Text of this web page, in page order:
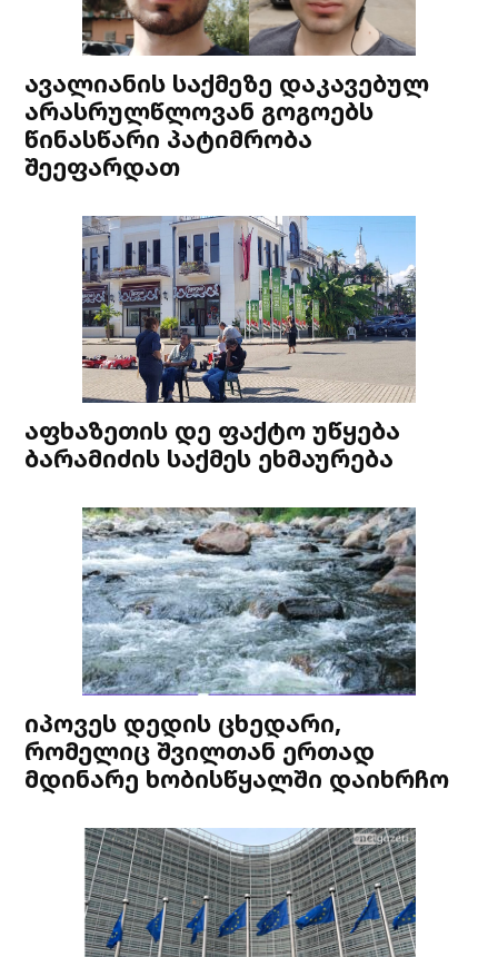
ავალიანის საქმეზე დაკავებულ
არასრულწლოვან გოგოებს
წინასწარი პატიმრობა
შეეფარდათ
აფხაზეთის დე ფაქტო უწყება
ბარამიძის საქმეს ეხმაურება
იპოვეს დედის ცხედარი,
რომელიც შვილთან ერთად
მდინარე ხობისწყალში დაიხრჩო